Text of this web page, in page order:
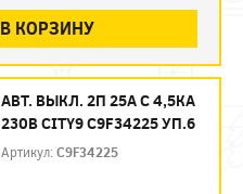
В КОРЗИНУ
АВТ. ВЫКЛ. 2П 25А С 4,5КА
230В CITY9 C9F34225 УП.6
Артикул:C9F34225